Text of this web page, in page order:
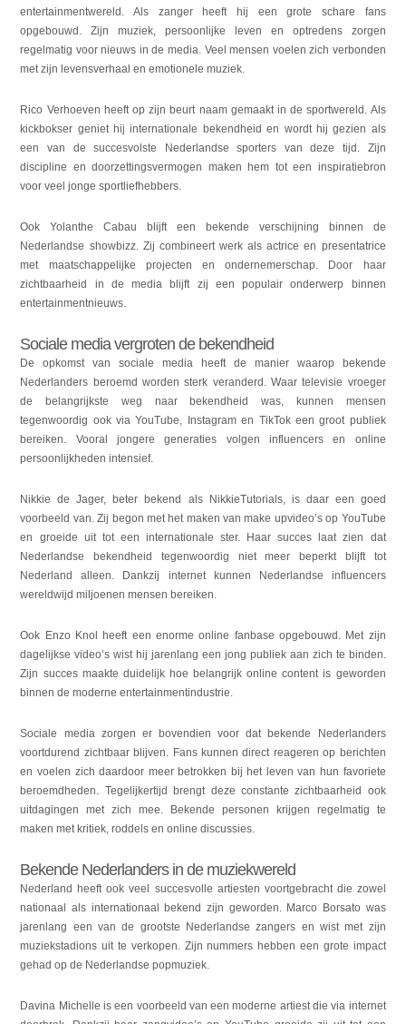
entertainmentwereld. Als zanger heeft hij een grote schare fans
opgebouwd. Zijn muziek, persoonlijke leven en optredens zorgen
regelmatig voor nieuws in de media. Veel mensen voelen zich verbonden
met zijn levensverhaal en emotionele muziek.
Rico Verhoeven heeft op zijn beurt naam gemaakt in de sportwereld. Als
kickbokser geniet hij internationale bekendheid en wordt hij gezien als
een van de succesvolste Nederlandse sporters van deze tijd. Zijn
discipline en doorzettingsvermogen maken hem tot een inspiratiebron
voor veel jonge sportliefhebbers.
Ook Yolanthe Cabau blijft een bekende verschijning binnen de
Nederlandse showbizz. Zij combineert werk als actrice en presentatrice
met maatschappelijke projecten en ondernemerschap. Door haar
zichtbaarheid in de media blijft zij een populair onderwerp binnen
entertainmentnieuws.
Sociale media vergroten de bekendheid
De opkomst van sociale media heeft de manier waarop bekende
Nederlanders beroemd worden sterk veranderd. Waar televisie vroeger
de belangrijkste weg naar bekendheid was, kunnen mensen
tegenwoordig ook via YouTube, Instagram en TikTok een groot publiek
bereiken. Vooral jongere generaties volgen influencers en online
persoonlijkheden intensief.
Nikkie de Jager, beter bekend als NikkieTutorials, is daar een goed
voorbeeld van. Zij begon met het maken van make upvideo’s op YouTube
en groeide uit tot een internationale ster. Haar succes laat zien dat
Nederlandse bekendheid tegenwoordig niet meer beperkt blijft tot
Nederland alleen. Dankzij internet kunnen Nederlandse influencers
wereldwijd miljoenen mensen bereiken.
Ook Enzo Knol heeft een enorme online fanbase opgebouwd. Met zijn
dagelijkse video’s wist hij jarenlang een jong publiek aan zich te binden.
Zijn succes maakte duidelijk hoe belangrijk online content is geworden
binnen de moderne entertainmentindustrie.
Sociale media zorgen er bovendien voor dat bekende Nederlanders
voortdurend zichtbaar blijven. Fans kunnen direct reageren op berichten
en voelen zich daardoor meer betrokken bij het leven van hun favoriete
beroemdheden. Tegelijkertijd brengt deze constante zichtbaarheid ook
uitdagingen met zich mee. Bekende personen krijgen regelmatig te
maken met kritiek, roddels en online discussies.
Bekende Nederlanders in de muziekwereld
Nederland heeft ook veel succesvolle artiesten voortgebracht die zowel
nationaal als internationaal bekend zijn geworden. Marco Borsato was
jarenlang een van de grootste Nederlandse zangers en wist met zijn
muziekstadions uit te verkopen. Zijn nummers hebben een grote impact
gehad op de Nederlandse popmuziek.
Davina Michelle is een voorbeeld van een moderne artiest die via internet